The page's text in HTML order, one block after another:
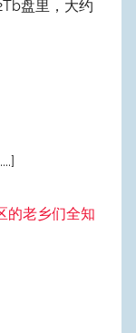
盘里，大约
的老乡们全知